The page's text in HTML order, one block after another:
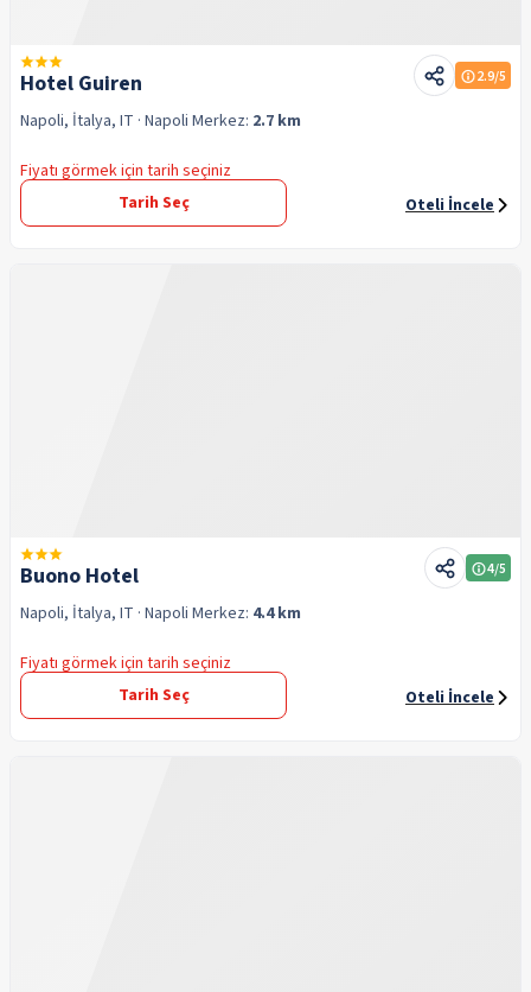
Hotel Guiren 2.9/5
Napoli, İtalya, IT · Napoli Merkez: 2.7 km
Fiyatı görmek için tarih seçiniz
Tarih Seç
Oteli İncele
Buono Hotel 4/5
Napoli, İtalya, IT · Napoli Merkez: 4.4 km
Fiyatı görmek için tarih seçiniz
Tarih Seç
Oteli İncele